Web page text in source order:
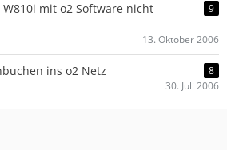
mit o2 Software nicht
9
13. Oktober 2006
ins o2 Netz
8
30. Juli 2006